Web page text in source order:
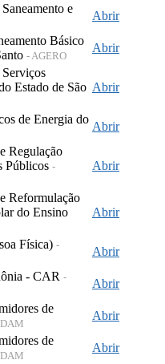
e
Abrir
Básico
- AGERO
Abrir
Estado de São Abrir
de Energia do
Abrir
Regulação
Públicos -
Abrir
Reformulação
do Ensino
Abrir
Física) -
Abrir
- CAR -
Abrir
de
Abrir
de
Abrir